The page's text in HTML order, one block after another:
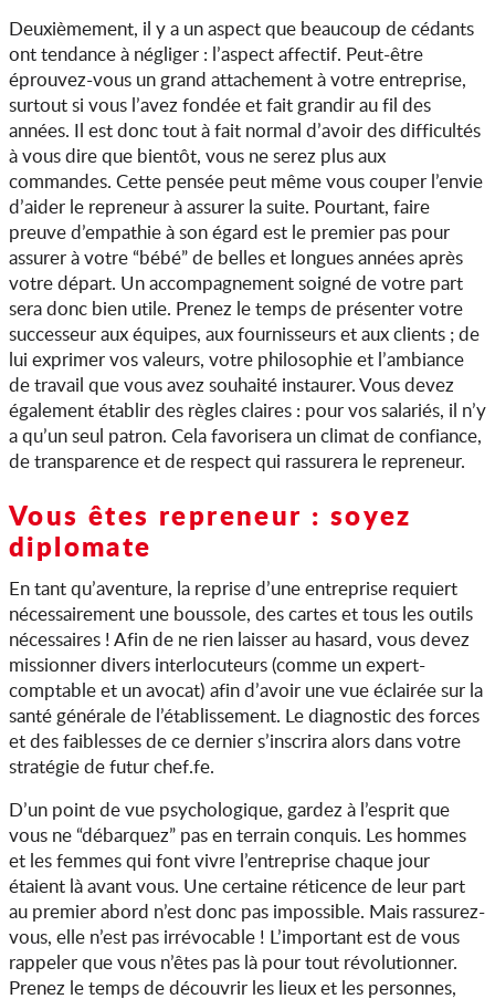
Deuxièmement, il y a un aspect que beaucoup de cédants
ont tendance à négliger : l’aspect affectif. Peut-être
éprouvez-vous un grand attachement à votre entreprise,
surtout si vous l’avez fondée et fait grandir au fil des
années. Il est donc tout à fait normal d’avoir des difficultés
à vous dire que bientôt, vous ne serez plus aux
commandes. Cette pensée peut même vous couper l’envie
d’aider le repreneur à assurer la suite. Pourtant, faire
preuve d’empathie à son égard est le premier pas pour
assurer à votre “bébé” de belles et longues années après
votre départ. Un accompagnement soigné de votre part
sera donc bien utile. Prenez le temps de présenter votre
successeur aux équipes, aux fournisseurs et aux clients ; de
lui exprimer vos valeurs, votre philosophie et l’ambiance
de travail que vous avez souhaité instaurer. Vous devez
également établir des règles claires : pour vos salariés, il n’y
a qu’un seul patron. Cela favorisera un climat de confiance,
de transparence et de respect qui rassurera le repreneur.
Vous êtes repreneur : soyez
diplomate
En tant qu’aventure, la reprise d’une entreprise requiert
nécessairement une boussole, des cartes et tous les outils
nécessaires ! Afin de ne rien laisser au hasard, vous devez
missionner divers interlocuteurs (comme un expert-
comptable et un avocat) afin d’avoir une vue éclairée sur la
santé générale de l’établissement. Le diagnostic des forces
et des faiblesses de ce dernier s’inscrira alors dans votre
stratégie de futur chef.fe.
D’un point de vue psychologique, gardez à l’esprit que
vous ne “débarquez” pas en terrain conquis. Les hommes
et les femmes qui font vivre l’entreprise chaque jour
étaient là avant vous. Une certaine réticence de leur part
au premier abord n’est donc pas impossible. Mais rassurez-
vous, elle n’est pas irrévocable ! L’important est de vous
rappeler que vous n’êtes pas là pour tout révolutionner.
Prenez le temps de découvrir les lieux et les personnes,